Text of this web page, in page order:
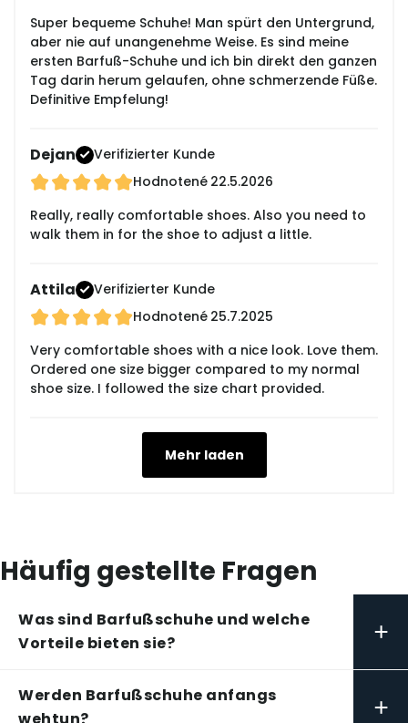
Super bequeme Schuhe! Man spürt den Untergrund,
aber nie auf unangenehme Weise. Es sind meine
ersten Barfuß-Schuhe und ich bin direkt den ganzen
Tag darin herum gelaufen, ohne schmerzende Füße.
Definitive Empfelung!
Dejan
Verifizierter Kunde
Hodnotené 22.5.2026
Really, really comfortable shoes. Also you need to
walk them in for the shoe to adjust a little.
Attila
Verifizierter Kunde
Hodnotené 25.7.2025
Very comfortable shoes with a nice look. Love them.
Ordered one size bigger compared to my normal
shoe size. I followed the size chart provided.
Mehr laden
Häufig gestellte Fragen
Was sind Barfußschuhe und welche
Vorteile bieten sie?
+
Werden Barfußschuhe anfangs
+